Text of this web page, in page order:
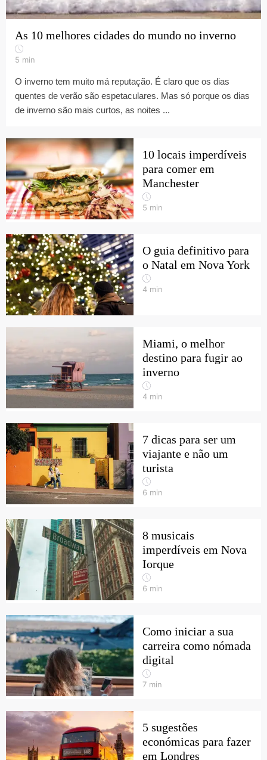
As 10 melhores cidades do mundo no inverno
5 min
O inverno tem muito má reputação. É claro que os dias
quentes de verão são espetaculares. Mas só porque os dias
de inverno são mais curtos, as noites ...
10 locais imperdíveis
para comer em
Manchester
5 min
O guia definitivo para
o Natal em Nova York
4 min
Miami, o melhor
destino para fugir ao
inverno
4 min
7 dicas para ser um
viajante e não um
turista
6 min
8 musicais
imperdíveis em Nova
Iorque
6 min
Como iniciar a sua
carreira como nómada
digital
7 min
5 sugestões
económicas para fazer
em Londres